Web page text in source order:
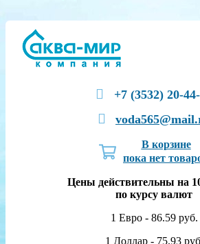
+7 (3532) 20-
В корзине
пока нет
Цены действительны на
по курсу валют
1 Евро - 86.59 руб.
1 Доллар - 75.93